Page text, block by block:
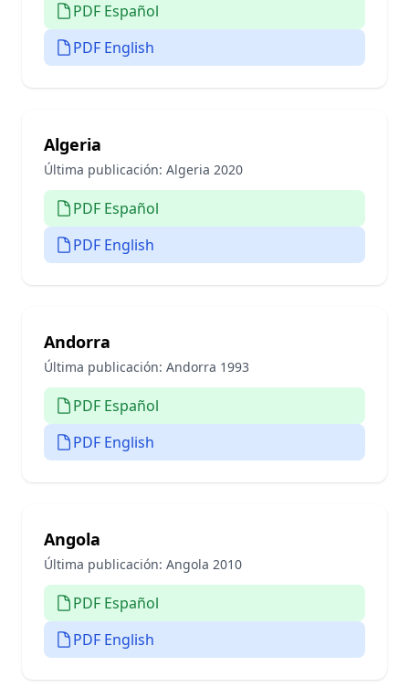
PDF Español
PDF English
Algeria
Última publicación: Algeria 2020
PDF Español
PDF English
Andorra
Última publicación: Andorra 1993
PDF Español
PDF English
Angola
Última publicación: Angola 2010
PDF Español
PDF English